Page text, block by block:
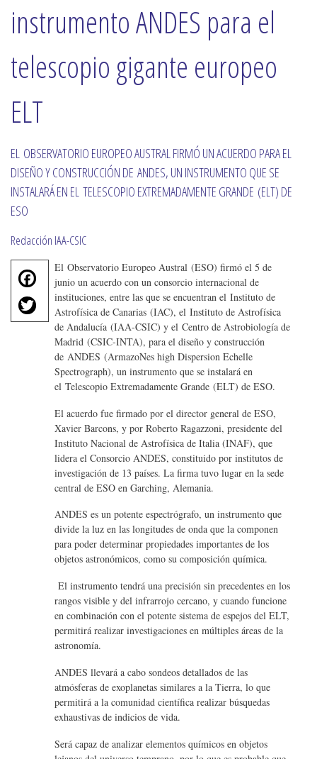
instrumento ANDES para el
telescopio gigante europeo
ELT
EL OBSERVATORIO EUROPEO AUSTRAL FIRMÓ UN ACUERDO PARA EL
DISEÑO Y CONSTRUCCIÓN DE ANDES, UN INSTRUMENTO QUE SE
INSTALARÁ EN EL TELESCOPIO EXTREMADAMENTE GRANDE (ELT) DE
ESO
Redacción IAA-CSIC
F
e
T
w
it
te
El Observatorio Europeo Austral (ESO) firmó el 5 de
junio un acuerdo con un consorcio internacional de
instituciones, entre las que se encuentran el Instituto de
Astrofísica de Canarias (IAC), el Instituto de Astrofísica
de Andalucía (IAA-CSIC) y el Centro de Astrobiología de
Madrid (CSIC-INTA), para el diseño y construcción
de ANDES (ArmazoNes high Dispersion Echelle
Spectrograph), un instrumento que se instalará en
el Telescopio Extremadamente Grande (ELT) de ESO.
El acuerdo fue firmado por el director general de ESO,
Xavier Barcons, y por Roberto Ragazzoni, presidente del
Instituto Nacional de Astrofísica de Italia (INAF), que
lidera el Consorcio ANDES, constituido por institutos de
investigación de 13 países. La firma tuvo lugar en la sede
central de ESO en Garching, Alemania.
ANDES es un potente espectrógrafo, un instrumento que
divide la luz en las longitudes de onda que la componen
para poder determinar propiedades importantes de los
objetos astronómicos, como su composición química.
El instrumento tendrá una precisión sin precedentes en los
rangos visible y del infrarrojo cercano, y cuando funcione
en combinación con el potente sistema de espejos del ELT,
permitirá realizar investigaciones en múltiples áreas de la
astronomía.
ANDES llevará a cabo sondeos detallados de las
atmósferas de exoplanetas similares a la Tierra, lo que
permitirá a la comunidad científica realizar búsquedas
exhaustivas de indicios de vida.
Será capaz de analizar elementos químicos en objetos